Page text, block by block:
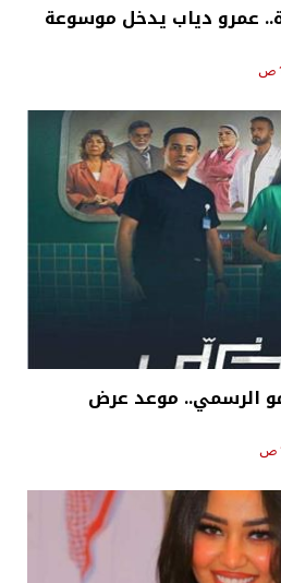
عمرو دياب يدخل موسوعة
الرسمي.. موعد عرض